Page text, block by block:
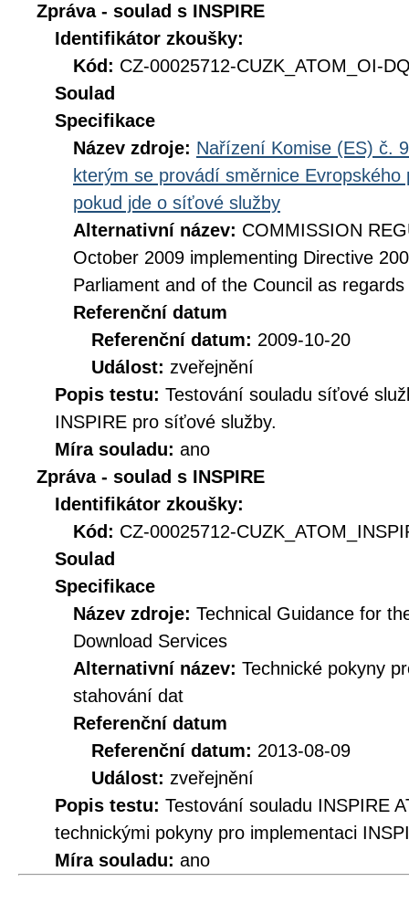
Zpráva - soulad s INSPIRE
Identifikátor zkoušky:
Kód: CZ-00025712-CUZK_ATOM_OI-
Soulad
Specifikace
Název zdroje: Nařízení Komise (ES) č.
kterým se provádí směrnice
pokud jde o síťové služby
Alternativní název: COMMISSION
October 2009 implementing Directive
Parliament and of the Council as
Referenční datum
Referenční datum: 2009-10-20
Událost: zveřejnění
Popis testu: Testování souladu síťové
INSPIRE pro síťové služby.
Míra souladu: ano
Zpráva - soulad s INSPIRE
Identifikátor zkoušky:
Kód: CZ-00025712-
Soulad
Specifikace
Název zdroje: Technical Guidance for
Download Services
Alternativní název: Technické pokyny
stahování dat
Referenční datum
Referenční datum: 2013-08-09
Událost: zveřejnění
Popis testu: Testování souladu INSPIRE
technickými pokyny pro implementaci
Míra souladu: ano